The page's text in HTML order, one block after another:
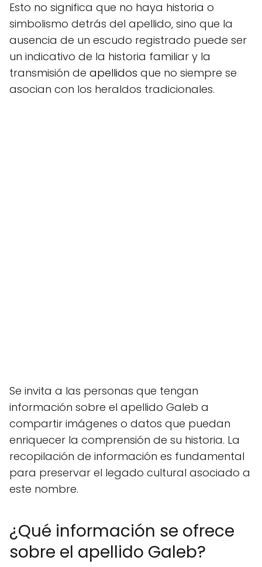
Esto no significa que no haya historia o
simbolismo detrás del apellido, sino que la
ausencia de un escudo registrado puede ser
un indicativo de la historia familiar y la
transmisión de apellidos que no siempre se
asocian con los heraldos tradicionales.
Se invita a las personas que tengan
información sobre el apellido Galeb a
compartir imágenes o datos que puedan
enriquecer la comprensión de su historia. La
recopilación de información es fundamental
para preservar el legado cultural asociado a
este nombre.
¿Qué información se ofrece
sobre el apellido Galeb?